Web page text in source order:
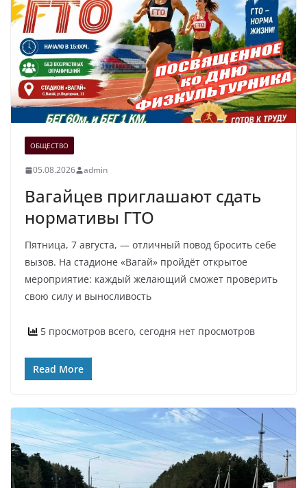
ОБЩЕСТВО
05.08.2026 admin
Вагайцев приглашают сдать
нормативы ГТО
Пятница, 7 августа, — отличный повод бросить себе
вызов. На стадионе «Вагай» пройдёт открытое
мероприятие: каждый желающий сможет проверить
свою силу и выносливость
5 просмотров всего, сегодня нет просмотров
Read More